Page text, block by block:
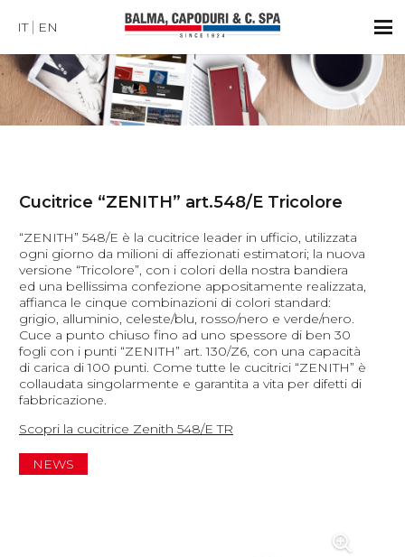
IT EN
Cucitrice “ZENITH” art.548/E Tricolore
“ZENITH” 548/E è la cucitrice leader in ufficio, utilizzata
ogni giorno da milioni di affezionati estimatori; la nuova
versione “Tricolore”, con i colori della nostra bandiera
ed una bellissima confezione appositamente realizzata,
affianca le cinque combinazioni di colori standard:
grigio, alluminio, celeste/blu, rosso/nero e verde/nero.
Cuce a punto chiuso fino ad uno spessore di ben 30
fogli con i punti “ZENITH” art. 130/Z6, con una capacità
di carica di 100 punti. Come tutte le cucitrici “ZENITH” è
collaudata singolarmente e garantita a vita per difetti di
fabbricazione.
Scopri la cucitrice Zenith 548/E TR
NEWS